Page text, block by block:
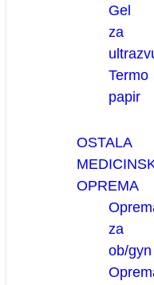
Gel
za
Termo
papir
OSTALA
OPREMA
za
ob/gyn